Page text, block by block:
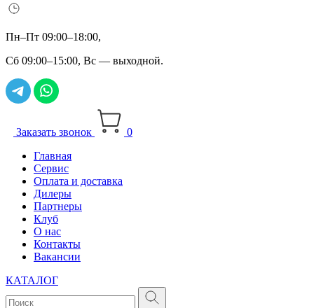
Пн–Пт 09:00–18:00,
Сб 09:00–15:00, Вс — выходной.
Заказать звонок
0
Главная
Сервис
Оплата и доставка
Дилеры
Партнеры
Клуб
О нас
Контакты
Вакансии
КАТАЛОГ